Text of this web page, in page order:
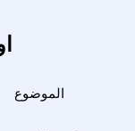
الموضوع